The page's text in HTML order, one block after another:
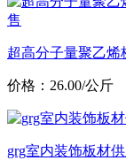
超高分子量聚乙烯
价格：26.00/公斤
grg室内装饰板材